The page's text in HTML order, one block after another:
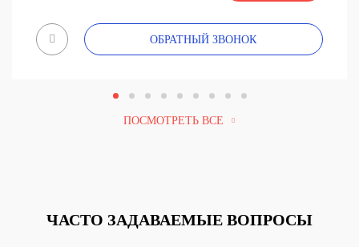
ОБРАТНЫЙ ЗВОНОК
ПОСМОТРЕТЬ ВСЕ
ЧАСТО ЗАДАВАЕМЫЕ ВОПРОСЫ